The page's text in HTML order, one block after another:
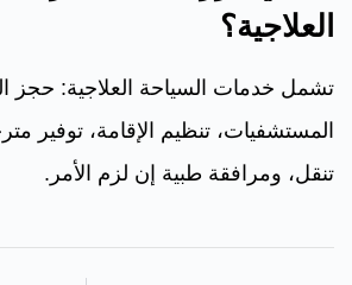
العلاجية؟
تشمل خدمات السياحة العلاجية: حجز
المستشفيات، تنظيم الإقامة، توفير
تنقل، ومرافقة طبية إن لزم الأمر.